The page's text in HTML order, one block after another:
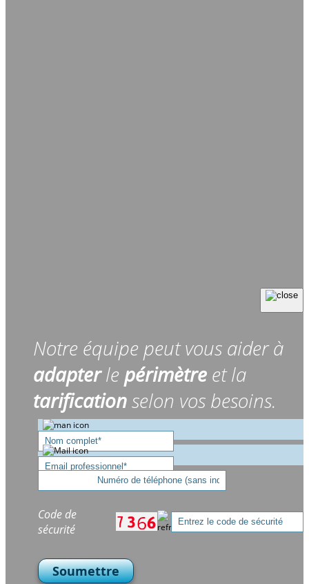
Notre équipe peut vous aider à
adapterle périmètre et la
tarificationselon vos besoins.
Code de
sécurité
Soumettre